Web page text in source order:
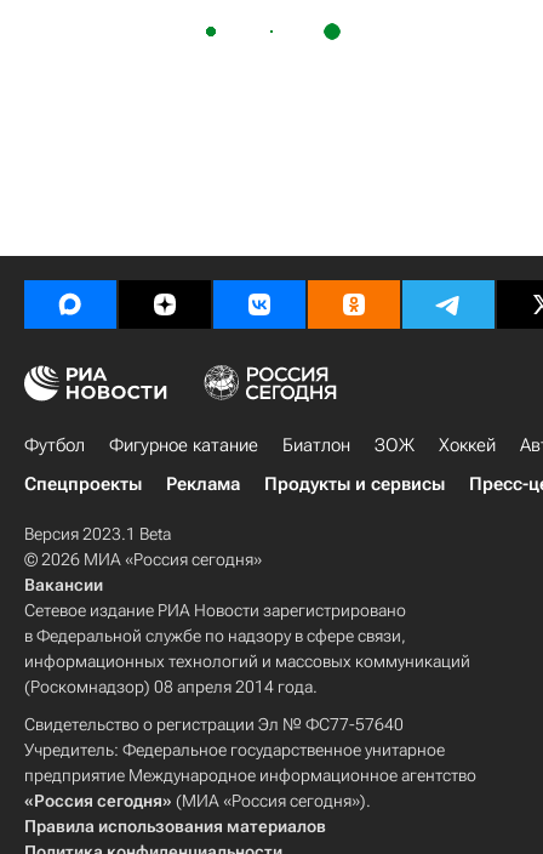
Футбол Фигурное катание Биатлон ЗОЖ Хоккей
Спецпроекты
Реклама Продукты и сервисы Пресс-
Версия 2023.1 Beta
© 2026 МИА «Россия сегодня»
Вакансии
Сетевое издание РИА Новости зарегистрировано
в Федеральной службе по надзору в сфере связи,
информационных технологий и массовых коммуникаций
(Роскомнадзор) 08 апреля 2014 года.
Свидетельство о регистрации Эл № ФС77-57640
Учредитель: Федеральное государственное унитарное
предприятие Международное информационное агентство
«Россия сегодня» (МИА «Россия сегодня»).
Правила использования материалов